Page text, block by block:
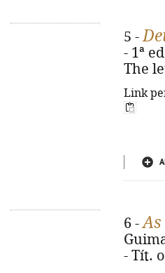
5 -
- 1ª
The
Link
6 -
- Tít.